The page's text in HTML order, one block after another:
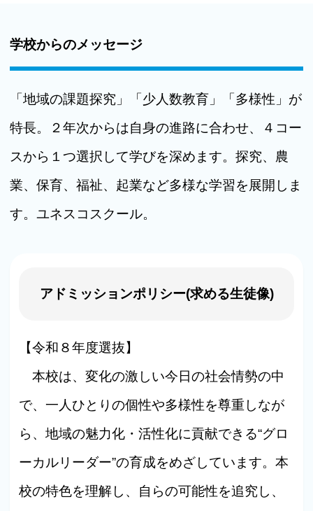
学校からのメッセージ
「地域の課題探究」「少人数教育」「多様性」が
特長。２年次からは自身の進路に合わせ、４コー
スから１つ選択して学びを深めます。探究、農
業、保育、福祉、起業など多様な学習を展開しま
す。ユネスコスクール。
アドミッションポリシー(求める生徒像)
【令和８年度選抜】
本校は、変化の激しい今日の社会情勢の中
で、一人ひとりの個性や多様性を尊重しなが
ら、地域の魅力化・活性化に貢献できる“グロ
ーカルリーダー”の育成をめざしています。本
校の特色を理解し、自らの可能性を追究し、